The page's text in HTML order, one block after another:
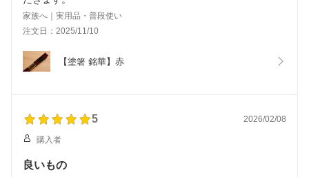
家族へ｜実用品・普段使い
注文日：2025/11/10
【塗箸 銘華】赤
5 2026/02/08
購入者
良いもの